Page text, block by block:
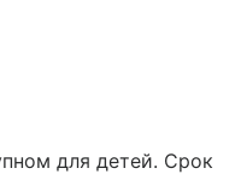
для детей. Срок